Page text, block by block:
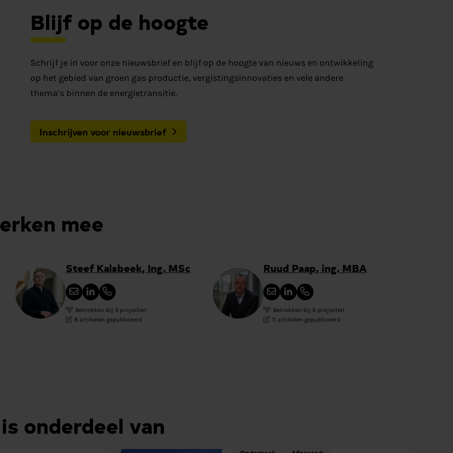
Blijf op de hoogte
Schrijf je in voor onze nieuwsbrief en blijf op de hoogte van nieuws en ontwikkeling
op het gebied van groen gas productie, vergistingsinnovaties en vele andere
thema’s binnen de energietransitie.
Inschrijven voor nieuwsbrief
mee
Steef Kalsbeek, Ing. MSc
Betrokken bij 3 projecten
8 artikelen gepubliceerd
Ruud Paap, ing. MBA
Betrokken bij 6 projecten
11 artikelen gepubliceerd
onderdeel van